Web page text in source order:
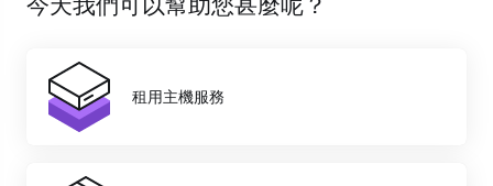
今天我們可以幫助您甚麼呢？
租用主機服務